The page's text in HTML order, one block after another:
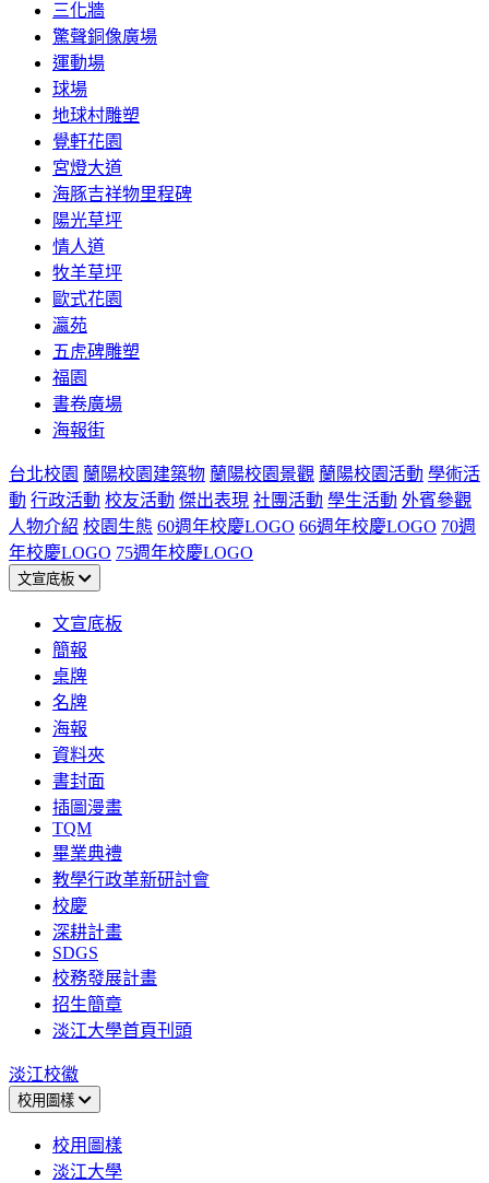
三化牆
驚聲銅像廣場
運動場
球場
地球村雕塑
覺軒花園
宮燈大道
海豚吉祥物里程碑
陽光草坪
情人道
牧羊草坪
歐式花園
瀛苑
五虎碑雕塑
福園
書卷廣場
海報街
台北校園 蘭陽校園建築物 蘭陽校園景觀 蘭陽校園活動 學術活
動 行政活動 校友活動 傑出表現 社團活動 學生活動 外賓參觀
人物介紹 校園生態 60週年校慶LOGO 66週年校慶LOGO 70週
年校慶LOGO 75週年校慶LOGO
文宣底板
文宣底板
簡報
桌牌
名牌
海報
資料夾
書封面
插圖漫畫
TQM
畢業典禮
教學行政革新研討會
校慶
深耕計畫
SDGS
校務發展計畫
招生簡章
淡江大學首頁刊頭
淡江校徽
校用圖樣
校用圖樣
淡江大學